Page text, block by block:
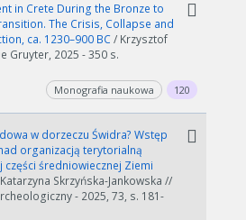
in Crete During the Bronze to
The Crisis, Collapse and
ca. 1230–900 BC/ Krzysztof
Gruyter, 2025 - 350 s.
Monografia naukowa 120
w dorzeczu Świdra? Wstęp
organizacją terytorialną
części średniowiecznej Ziemi
Skrzyńska-Jankowska //
- 2025, 73, s. 181-